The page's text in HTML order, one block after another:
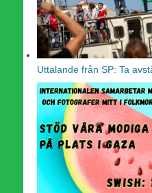
Uttalande från SP: Ta